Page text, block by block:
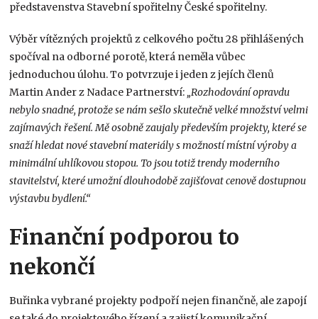
představenstva Stavební spořitelny České spořitelny.
Výběr vítězných projektů z celkového počtu 28 přihlášených
spočíval na odborné porotě, která neměla vůbec
jednoduchou úlohu. To potvrzuje i jeden z jejích členů
Martin Ander z Nadace Partnerství: „Rozhodování opravdu
nebylo snadné, protože se nám sešlo skutečně velké množství velmi
zajímavých řešení. Mě osobně zaujaly především projekty, které se
snaží hledat nové stavební materiály s možností místní výroby a
minimální uhlíkovou stopou. To jsou totiž trendy moderního
stavitelství, které umožní dlouhodobě zajišťovat cenově dostupnou
výstavbu bydlení.“
Finanční podporou to
nekončí
Buřinka vybrané projekty podpoří nejen finančně, ale zapojí